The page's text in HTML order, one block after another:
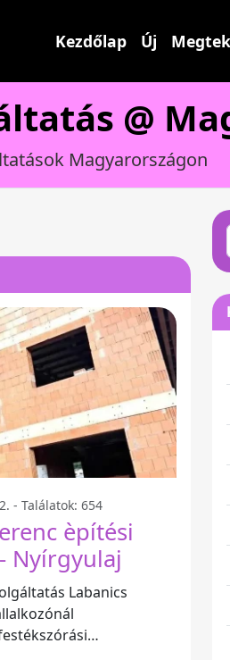
Kezdőlap Új
@
Magyarországon
- Találatok: 654
èpítési
Nyírgyulaj
Labanics